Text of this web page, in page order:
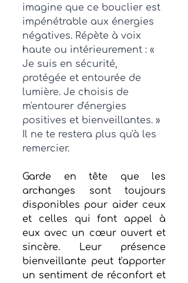
imagine que ce bouclier est
impénétrable aux énergies
négatives. Répète à voix
haute ou intérieurement : «
Je suis en sécurité,
protégée et entourée de
lumière. Je choisis de
m'entourer d'énergies
positives et bienveillantes. »
Il ne te restera plus qu'à les
remercier.
Garde en tête que les
archanges sont toujours
disponibles pour aider ceux
et celles qui font appel à
eux avec un cœur ouvert et
sincère. Leur présence
bienveillante peut t'apporter
un sentiment de réconfort et